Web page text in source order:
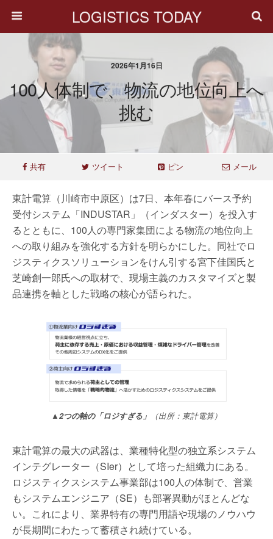
LOGISTICS TODAY
2026年1月16日
100人体制で、物流の地位向上へ
挑む
共有 ツイート ピン メール
東計電算（川崎市中原区）は7日、本年春にバース予約
受付システム「INDUSTAR」（インダスター）を投入す
るとともに、100人の専門家集団による物流の地位向上
への取り組みを強化する方針を明らかにした。同社でロ
ジスティクスソリューションをけん引する宮下佳国氏と
芝崎創一郎氏への取材で、現場主義のカスタマイズと製
品連携を軸とした戦略の核心が語られた。
▲2つの軸の「ロジすぎる」 （出所：東計電算）
東計電算の最大の武器は、業種特化型の独立系システム
インテグレーター（SIer）として培った組織力にある。
ロジスティクスシステム事業部は100人の体制で、営業
もシステムエンジニア（SE）も部署異動がほとんどな
い。これにより、業界特有の専門用語や現場のノウハウ
が長期間にわたって蓄積され続けている。